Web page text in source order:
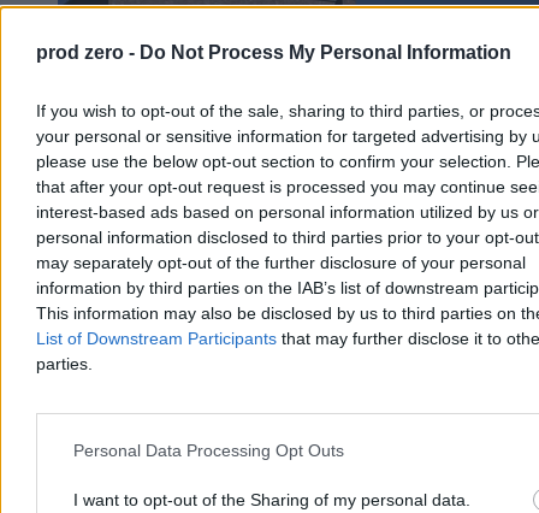
prod zero - Do Not Process My Personal Information
If you wish to opt-out of the sale, sharing to third parties, or
your personal or sensitive information for targeted advertising by
please use the below opt-out section to confirm your selection.
that after your opt-out request is processed you may continue
interest-based ads based on personal information utilized by us or
personal information disclosed to third parties prior to your opt-
may separately opt-out of the further disclosure of your personal
information by third parties on the IAB’s list of downstream
This information may also be disclosed by us to third parties on
List of Downstream Participants that may further disclose it to
parties.
Personal Data Processing Opt Outs
I want to opt-out of the Sharing of my personal data.
Volkswagen tonie na oczach właścicieli.
Dramatyczny apel o działanie
Rodziny Porsche i Piëch, kontrolujące największych udziałowców
Volskwagena, tracą cierpliwość i żądają natychmiastowych działań
naprawczych w koncernie. Niemiecki gigant tonie, a na szali ważą
się losy aż 100 tysięcy pracowników. Koncern planuje drastyczne
zwolnienia, by przetrwać morderczą wojnę cenową z Chinami i
uratować topniejące zyski.
07.08.2026